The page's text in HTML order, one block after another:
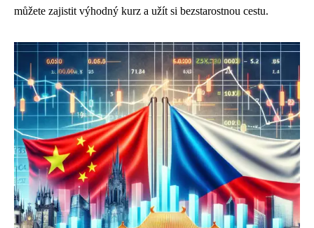
můžete zajistit výhodný kurz a užít si bezstarostnou cestu.